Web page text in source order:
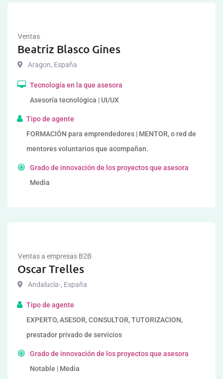
Ventas
Beatriz Blasco Gines
Aragon, España
Tecnología en la que asesora
Asesoría tecnológica | UI/UX
Tipo de agente
FORMACIÓN para emprendedores | MENTOR, o red de
mentores voluntarios que acompañan.
Grado de innovación de los proyectos que asesora
Media
Ventas a empresas B2B
Oscar Trelles
Andalucía-, España
Tipo de agente
EXPERTO, ASESOR, CONSULTOR, TUTORIZACION,
prestador privado de servicios
Grado de innovación de los proyectos que asesora
Notable | Media